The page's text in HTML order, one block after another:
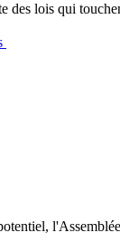
des lois qui